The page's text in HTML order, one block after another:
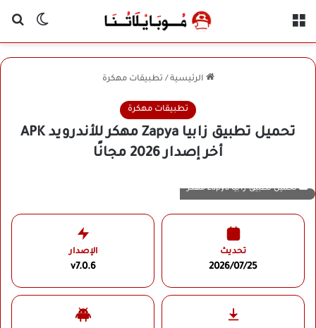
الوضع
الرئيسية / تطبيقات مهكرة
تطبيقات مهكرة
تحميل تطبيق زابيا Zapya مهكر للأندرويد APK
أخر إصدار 2026 مجانًا
تحميل تطبيق زابيا Zapya مهكر
تحديث
2026/07/25
الإصدار
v7.0.6